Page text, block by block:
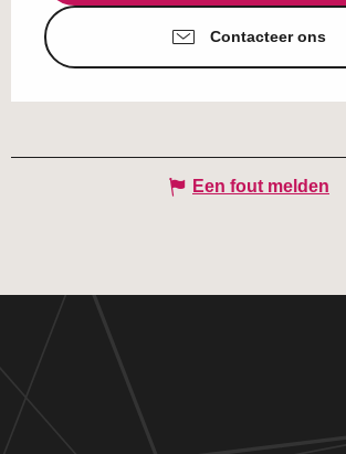
Contacteer ons
Een fout melden